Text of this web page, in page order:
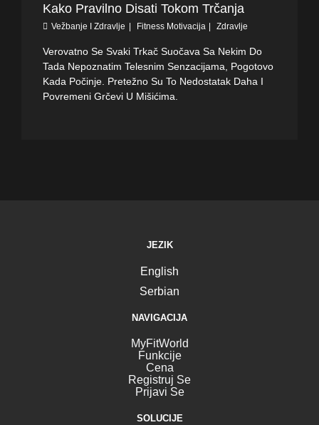
Kako Pravilno Disati Tokom Trčanja
Vežbanje I Zdravlje Fitness Motivacija Zdravlje
Verovatno Se Svaki Trkač Suočava Sa Nekim Do
Tada Nepoznatim Telesnim Senzacijama, Pogotovo
Kada Počinje. Pretežno Su To Nedostatak Daha I
Povremeni Grčevi U Mišićima.
JEZIK
English
Serbian
NAVIGACIJA
MyFitWorld
Funkcije
Cena
Registruj Se
Prijavi Se
SOLUCIJE